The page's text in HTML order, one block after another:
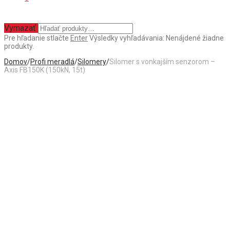
Vymazať
Pre hľadanie stlačte EnterVýsledky vyhľadávania: Nenájdené žiadne
produkty.
Domov/Profi meradlá/Silomery/Silomer s vonkajším senzorom –
Axis FB150K (150kN, 15t)